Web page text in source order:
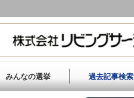
みんなの選挙 過去記事検索